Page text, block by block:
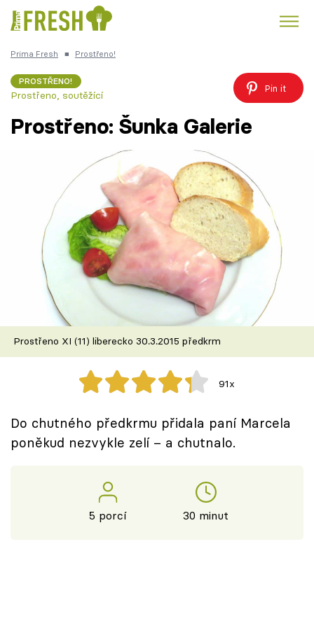
Česká kuchyně
Témata
Recepty
Články
TV Program
Škola vaření
Recepty z TV
Speciál: Cuketa
Těhotnej kuchař
Přihlášení
Prima Fresh ■ Prostřeno!
PROSTŘENO!
Prostřeno, soutěžící
Pin it
Prostřeno: Šunka Galerie
Prostřeno XI (11) liberecko 30.3.2015 předkrm
91x
Do chutného předkrmu přidala paní Marcela
poněkud nezvykle zelí – a chutnalo.
5 porcí 30 minut